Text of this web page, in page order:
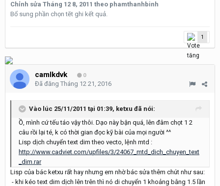
Chỉnh sửa Tháng 12 8, 2011 theo phamthanhbinh
Bổ sung phần chọn tẽt ghi kết quả.
1
camlkdvk 0
Đã đăng Tháng 12 21, 2016
Vào lúc 25/11/2011 tại 01:39, ketxu đã nói:
Ồ, mình cứ tếu táo vậy thôi. Dạo này bận quá, lên đâm chọt 1 2
câu rồi lại té, k có thời gian đọc kỹ bài của mọi người ^^
Lisp dịch chuyển text dim theo vecto, lệnh mtd :
http://www.cadviet.com/upfiles/3/24067_mtd_dich_chuyen_text
_dim.rar
Lisp của bác ketxu rất hay nhưng em nhờ bác sửa thêm chút như sau:
- khi kéo text dim dịch lên trên thì nó di chuyển 1 khoảng bằng 1.5 lần